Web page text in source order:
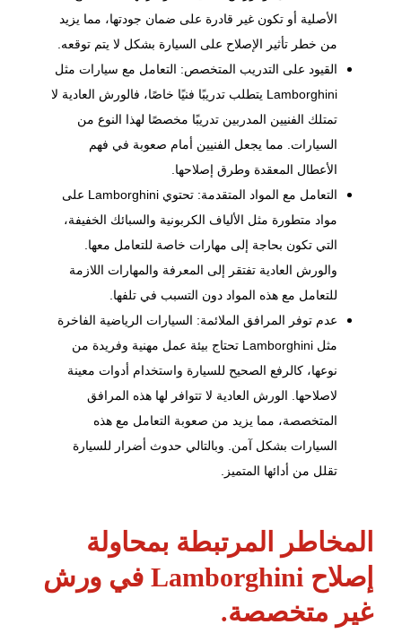
الأصلية أو تكون غير قادرة على ضمان جودتها، مما يزيد
من خطر تأثير الإصلاح على السيارة بشكل لا يتم توقعه.
القيود على التدريب المتخصص: التعامل مع سيارات مثل
Lamborghini يتطلب تدريبًا فنيًا خاصًا، فالورش العادية لا
تمتلك الفنيين المدربين تدريبًا مخصصًا لهذا النوع من
السيارات. مما يجعل الفنيين أمام صعوبة في فهم
الأعطال المعقدة وطرق إصلاحها.
التعامل مع المواد المتقدمة: تحتوي Lamborghini على
مواد متطورة مثل الألياف الكربونية والسبائك الخفيفة،
التي تكون بحاجة إلى مهارات خاصة للتعامل معها.
والورش العادية تفتقر إلى المعرفة والمهارات اللازمة
للتعامل مع هذه المواد دون التسبب في تلفها.
عدم توفر المرافق الملائمة: السيارات الرياضية الفاخرة
مثل Lamborghini تحتاج بيئة عمل مهنية وفريدة من
نوعها، كالرفع الصحيح للسيارة واستخدام أدوات معينة
لاصلاحها. الورش العادية لا تتوافر لها هذه المرافق
المتخصصة، مما يزيد من صعوبة التعامل مع هذه
السيارات بشكل آمن. وبالتالي حدوث أضرار للسيارة
تقلل من أدائها المتميز.
المخاطر المرتبطة بمحاولة
إصلاح Lamborghini في ورش
غير متخصصة.